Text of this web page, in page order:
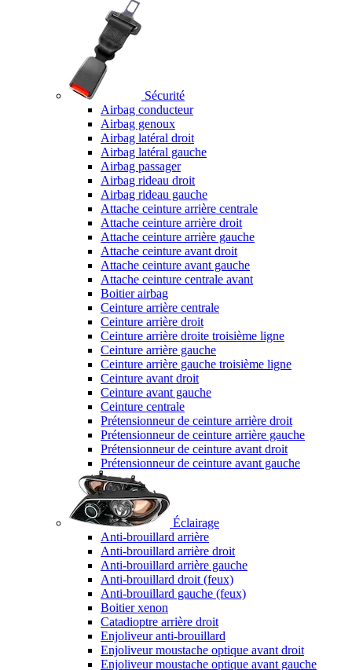
Sécurité
Airbag conducteur
Airbag genoux
Airbag latéral droit
Airbag latéral gauche
Airbag passager
Airbag rideau droit
Airbag rideau gauche
Attache ceinture arrière centrale
Attache ceinture arrière droit
Attache ceinture arrière gauche
Attache ceinture avant droit
Attache ceinture avant gauche
Attache ceinture centrale avant
Boitier airbag
Ceinture arrière centrale
Ceinture arrière droit
Ceinture arrière droite troisième ligne
Ceinture arrière gauche
Ceinture arrière gauche troisième ligne
Ceinture avant droit
Ceinture avant gauche
Ceinture centrale
Prétensionneur de ceinture arrière droit
Prétensionneur de ceinture arrière gauche
Prétensionneur de ceinture avant droit
Prétensionneur de ceinture avant gauche
Éclairage
Anti-brouillard arrière
Anti-brouillard arrière droit
Anti-brouillard arrière gauche
Anti-brouillard droit (feux)
Anti-brouillard gauche (feux)
Boitier xenon
Catadioptre arrière droit
Enjoliveur anti-brouillard
Enjoliveur moustache optique avant droit
Enjoliveur moustache optique avant gauche